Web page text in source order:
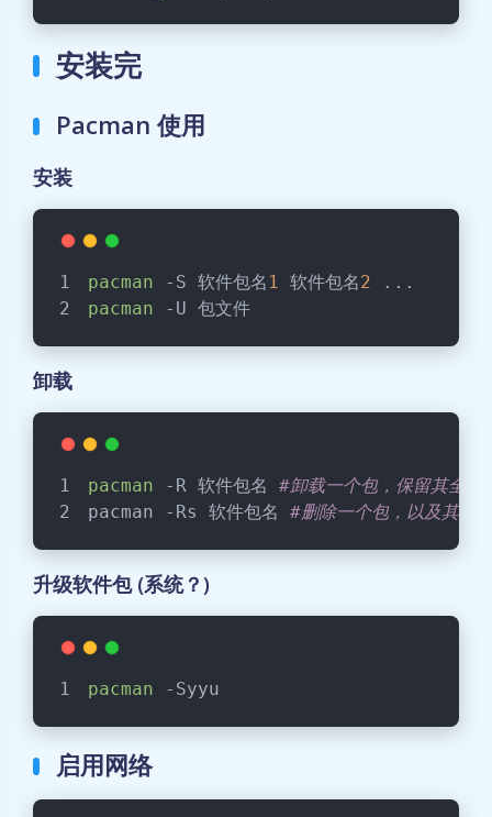
安装完
Pacman 使用
安装
pacman -S 软件包名 1 软件包名2 ...
pacman -U 包文件
卸载
pacman -R 软件包名 #卸载一个包，保留其全部
pacman -Rs 软件包名 #删除一个包，以及其不
升级软件包 (系统？)
pacman -Syyu
启用网络